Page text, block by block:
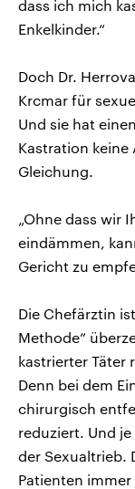
dass ich mich
Enkelkinder.“
Doch Dr.
Krcmar für
Und sie hat
Kastration keine
Gleichung.
„Ohne dass wir
eindämmen,
Gericht zu
Die Chefärztin
Methode“
kastrierter Täter
Denn bei dem
chirurgisch
reduziert. Und
der Sexualtrieb.
Patienten